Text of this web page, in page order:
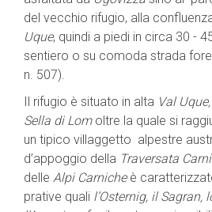
del vecchio rifugio, alla
Uque, quindi a piedi in circa 30 -
sentiero o su comoda strada
n. 507).
Il rifugio è situato in alta Val Uque,
Sella di Lomoltre la quale si
un tipico villaggetto alpestre
d’appoggio della Traversata
delle Alpi Carnicheè
prative quali l’Osternig, il Sagran,